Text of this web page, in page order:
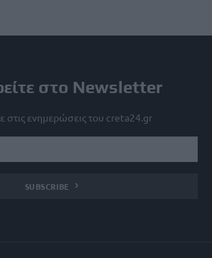
στο Newsletter
στις ενημερώσεις του creta24.gr
SUBSCRIBE